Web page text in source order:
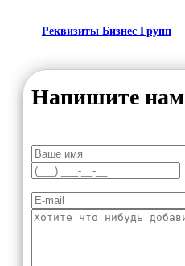
Реквизиты Бизнес Групп
Напишите нам